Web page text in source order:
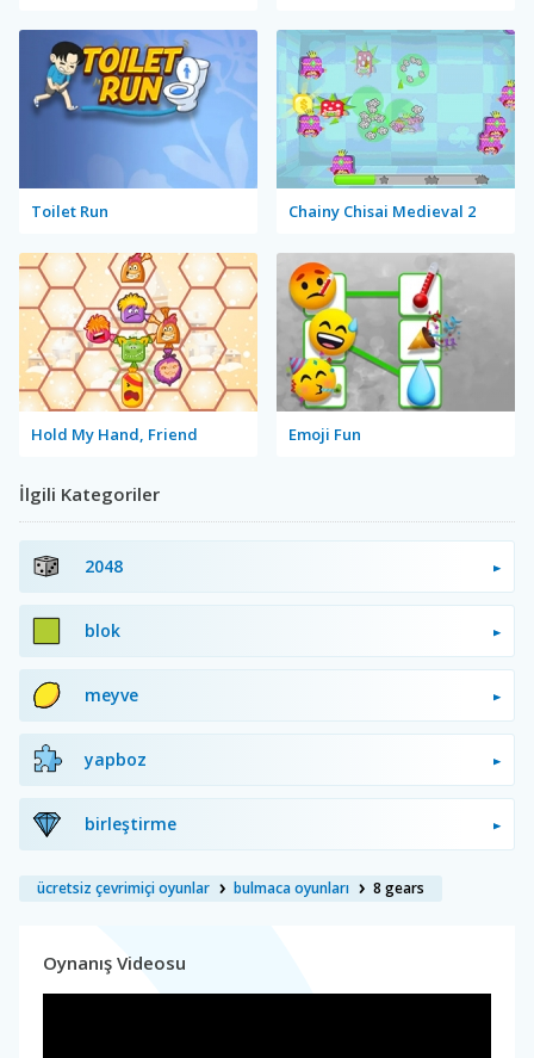
Toilet Run Chainy Chisai Medieval 2
Hold My Hand, Friend Emoji Fun
İlgili Kategoriler
2048
blok
meyve
yapboz
birleştirme
ücretsiz çevrimiçi oyunlar bulmaca oyunları 8 gears
Oynanış Videosu